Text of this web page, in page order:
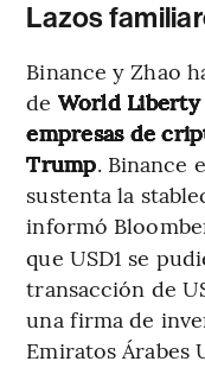
Lazos
Binance y Zhao
de World Liberty
empresas de
Trump. Binance
sustenta la
informó
que USD1 se
transacción de
una firma de
Emiratos Árabes